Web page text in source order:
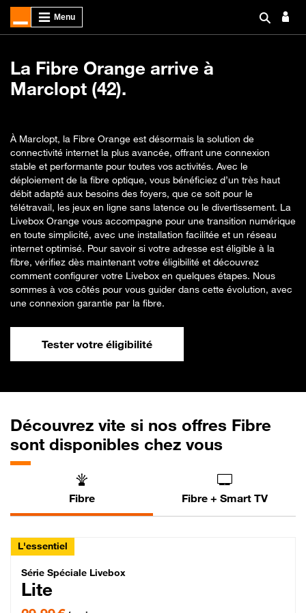
La Fibre Orange arrive à
Marclopt (42).
À Marclopt, la Fibre Orange est désormais la solution de
connectivité internet la plus avancée, offrant une connexion
stable et performante pour toutes vos activités. Avec le
déploiement de la fibre optique, vous bénéficiez d’un très haut
débit adapté aux besoins des foyers, que ce soit pour le
télétravail, les jeux en ligne sans latence ou le divertissement. La
Livebox Orange vous accompagne pour une transition numérique
en toute simplicité, avec une installation facilitée et un réseau
internet optimisé. Pour savoir si votre adresse est éligible à la
fibre, vérifiez dès maintenant votre éligibilité et découvrez
comment configurer votre Livebox en quelques étapes. Nous
sommes à vos côtés pour vous guider dans cette évolution, avec
une connexion garantie par la fibre.
Tester votre éligibilité
Découvrez vite si nos offres Fibre
sont disponibles chez vous
Fibre Fibre + Smart TV
L'essentiel
Série Spéciale Livebox Lite Fibre
Série Spéciale Livebox
Lite